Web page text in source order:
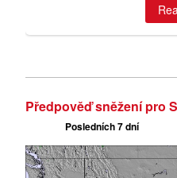
Předpověď sněžení pro
Posledních 7 dní